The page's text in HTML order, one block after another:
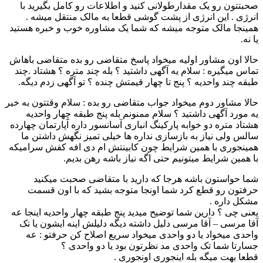
صحبتتون رو یک مقدارطولانی کنید و اطلاعات رو کامل بگیرید با
انرژی . این انرژی از پشت گوشی قطعا به مالک منتقل میشه .
همینجا مالک متوجه میشه که شما یک مشاوره خوب و خبره هستید
یا نه.
حالا اون مشاور اولیه میخواد پاسخ متقاضی رو بده متقاضی باهاش
تماس میگیره : سلام یه آگهی داشتید ؟ بله چند متره ؟ هشتاد .چند
طبقه چند واحدیه ؟ پنج تا چهار قیمتش چنده ؟ تو آگهی زدم دیگه.
حالا مشاور دوم میخواد جواب متقاضی رو بده : سلام وقتتون به خیر
یه مورد آگهی داشتید ؟ سلام ممنونم بله پنج طبقه چهار واحدیه
هشتاد متره دو خوابه پارکینگ انباری آسانسور داره آپارتمان چهارده
سالس ولی نیاز به بازسازی نداره ها خیلی تمیز نگهش داشتن ما
همینجوری با همین شرایط چون کابینتش ام دی افه کفش سرامیکه
با همین شرایط میتونیم حتی اگه نیاز باشه رهن بدیم.
شما حواستون باشه هرجا که دارید با متقاضی صحبت میکنید
حرفتون رو قطع کرد شما اونجا متوجه بشید که با اون قسمت
مشکل داره .
یعنی چی ؟ دارین شما توضیح میدید پنج طبقه چهار واحدیه اینجا عه
آقا مرسی – آقا مرسی دلیل داشته دیگه دلیلش اینه ایشون یا تک
واحدی میخواد یا دو واحدی میخواد سریع اصلاح کن حرفتو : عه
جسارتا شما تک واحدی مد نظرتون بود یا دو واحدی ؟
قطعا بهت میگه بله اینجوری اونجوری .